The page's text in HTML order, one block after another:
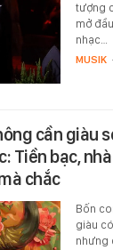
tượng
mở
nhạc…
MUSIK
cần giàu
Tiền bạc,
chắc
Bốn
giàu
nhưng